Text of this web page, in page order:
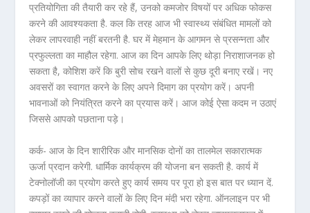
प्रतियोगिता की तैयारी कर रहे हैं, उनको कमजोर विषयों पर अधिक फोकस
करने की आवश्यकता है. कल कि तरह आज भी स्वास्थ्य संबंधित मामलों को
लेकर लापरवाही नहीं बरतनी है. घर में मेहमान के आगमन से प्रसन्नता और
प्रफुल्लता का माहौल रहेगा. आज का दिन आपके लिए थोड़ा निराशाजनक हो
सकता है, कोशिश करें कि बुरी सोच रखने वालों से कुछ दूरी बनाए रखें। नए
अवसरों का स्वागत करने के लिए अपने दिमाग का प्रयोग करें। अपनी
भावनाओं को नियंत्रित करने का प्रयास करें। आज कोई ऐसा कदम न उठाएं
जिससे आपको पछताना पड़े।
कर्क- आज के दिन शारीरिक और मानसिक दोनों का तालमेल सकारात्मक
ऊर्जा प्रदान करेगी. धार्मिक कार्यक्रम की योजना बन सकती है. कार्य में
टेक्नोलॉजी का प्रयोग करते हुए कार्य समय पर पूरा हो इस बात पर ध्यान दें.
कपड़ों का व्यापार करने वालों के लिए दिन मंदी भरा रहेगा. ऑनलाइन पर भी